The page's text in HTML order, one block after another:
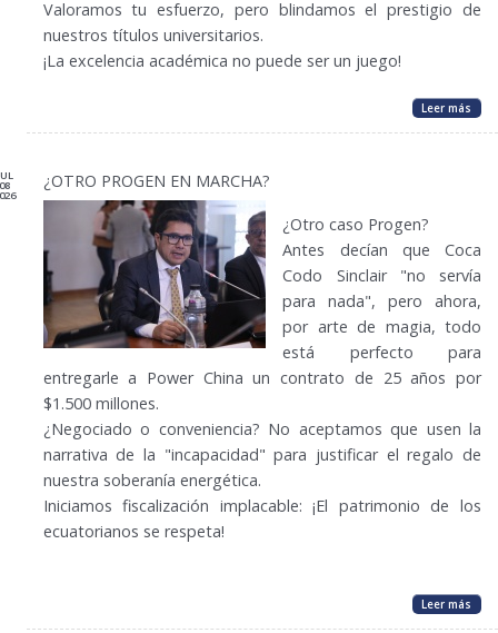
Valoramos tu esfuerzo, pero blindamos el prestigio de
nuestros títulos universitarios.
¡La excelencia académica no puede ser un juego!
Leer más
08 ¿OTRO PROGEN EN MARCHA?
¿Otro caso Progen?
Antes decían que Coca
Codo Sinclair "no servía
para nada", pero ahora,
por arte de magia, todo
está perfecto para
entregarle a Power China un contrato de 25 años por
$1.500 millones.
¿Negociado o conveniencia? No aceptamos que usen la
narrativa de la "incapacidad" para justificar el regalo de
nuestra soberanía energética.
Iniciamos fiscalización implacable: ¡El patrimonio de los
ecuatorianos se respeta!
Leer más